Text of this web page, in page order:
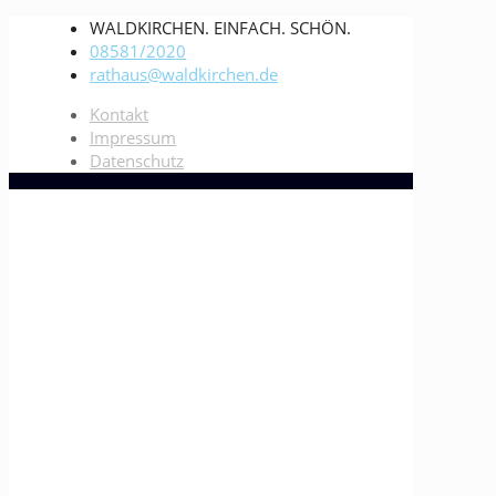
WALDKIRCHEN. EINFACH. SCHÖN.
08581/2020
rathaus@waldkirchen.de
Kontakt
Impressum
Datenschutz